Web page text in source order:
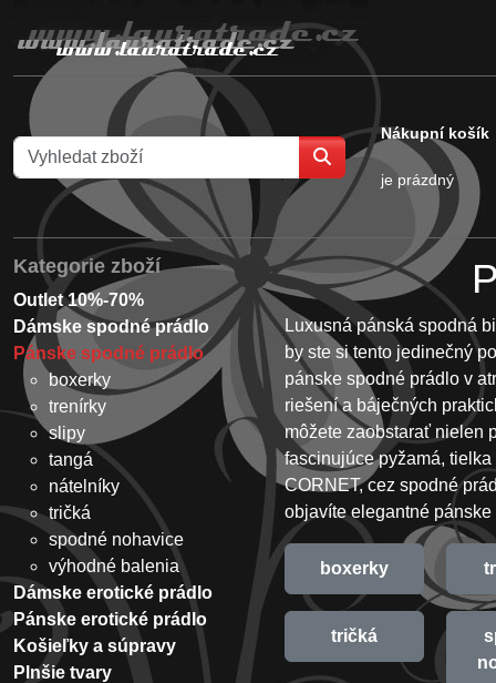
Nákupní košík
je prázdný
Luxusná pánská spodná
by ste si tento jedinečný
pánske spodné prádlo v
riešení a báječných
môžete zaobstarať nielen
fascinujúce pyžamá,
CORNET, cez spodné
objavíte elegantné
boxerky
tričká
Kategorie zboží
Outlet 10%-70%
Dámske spodné prádlo
Pánske spodné prádlo
boxerky
trenírky
slipy
tangá
nátelníky
tričká
spodné nohavice
výhodné balenia
Dámske erotické prádlo
Pánske erotické prádlo
Košieľky a súpravy
Plnšie tvary